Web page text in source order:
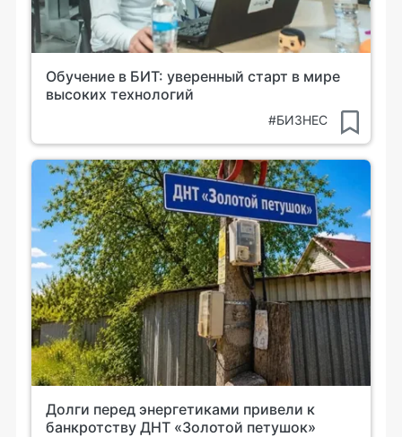
Обучение в БИТ: уверенный старт в мире
высоких технологий
#БИЗНЕС
Долги перед энергетиками привели к
банкротству ДНТ «Золотой петушок»